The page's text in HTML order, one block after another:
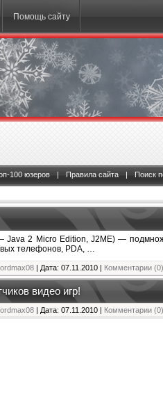
Помощь сайту
100 юзеров | Правила сайта | Поиск
Java 2 Micro Edition, J2ME) —
телефонов, PDA, …
| Дата: 07.11.2010 | Комментарии (0)
видео игр!
| Дата: 07.11.2010 | Комментарии (0)